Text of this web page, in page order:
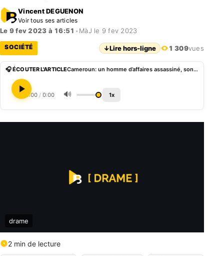
Vincent DEGUENON
Voir tous ses articles
Le 9 fev 2023 à 16:51 • MàJ le 9 fev 2023
SOCIÉTÉ ↓Lire hors-ligne 1 309vues
🎧 ÉCOUTER L'ARTICLE Cameroun: un homme d’affaires assassiné, son corps tailladé dans le coffre de sa voiture
0:00 / 0:00 🔊 1x
drame
2 min de lecture